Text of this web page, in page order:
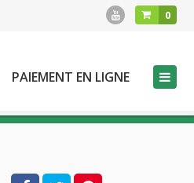
0
PAIEMENT EN LIGNE